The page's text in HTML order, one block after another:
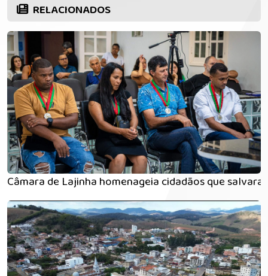
RELACIONADOS
Câmara de Lajinha homenageia cidadãos que